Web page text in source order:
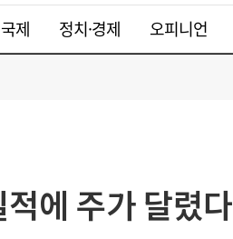
국제 정치·경제 오피니언
에 주가 달렸다